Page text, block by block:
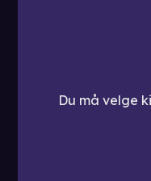
Du må velge